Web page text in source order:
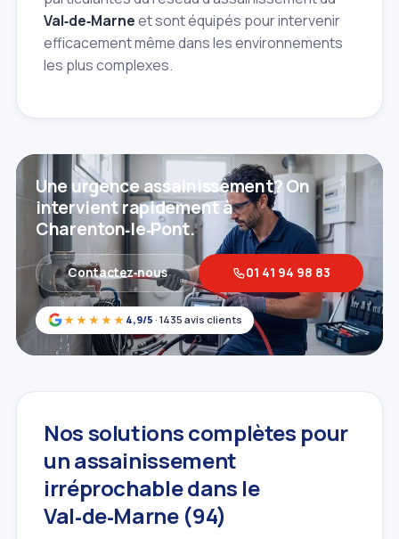
Val‑de‑Marneet sont équipés pour intervenir
efficacement même dans les environnements
les plus complexes.
★★★★★ 4,9/5 · 1435 avis clients
Une urgence assainissement? On
intervient rapidement à
Charenton‑le‑Pont.
Contactez‑nous 01 41 94 98 83
Nos solutions complètes pour
un assainissement
irréprochable dans le
Val‑de‑Marne (94)